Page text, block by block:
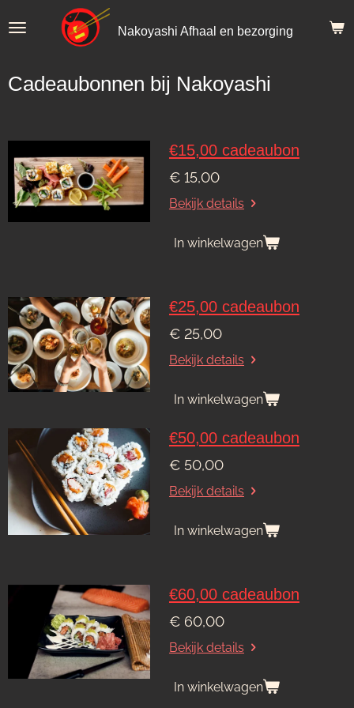
direct
hoofdinhoud
Nakoyashi Afhaal en bezorging
Cadeaubonnen bij Nakoyashi
€15,00 cadeaubon
€ 15,00
Bekijk details
In winkelwagen
€25,00 cadeaubon
€ 25,00
Bekijk details
In winkelwagen
€50,00 cadeaubon
€ 50,00
Bekijk details
In winkelwagen
€60,00 cadeaubon
€ 60,00
Bekijk details
In winkelwagen